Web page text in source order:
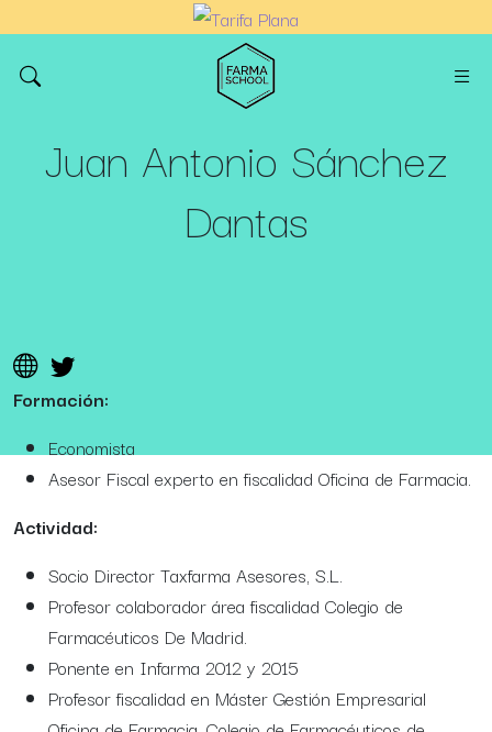
Juan Antonio Sánchez
Dantas
Formación:
Economista
Asesor Fiscal experto en fiscalidad Oficina de Farmacia.
Actividad:
Socio Director Taxfarma Asesores, S.L.
Profesor colaborador área fiscalidad Colegio de
Farmacéuticos De Madrid.
Ponente en Infarma 2012 y 2015
Profesor fiscalidad en Máster Gestión Empresarial